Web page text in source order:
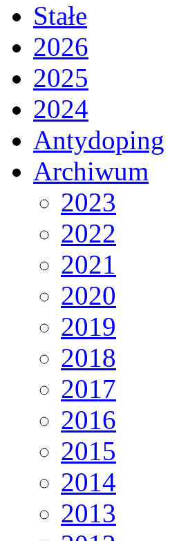
Stałe
2026
2025
2024
Antydoping
Archiwum
2023
2022
2021
2020
2019
2018
2017
2016
2015
2014
2013